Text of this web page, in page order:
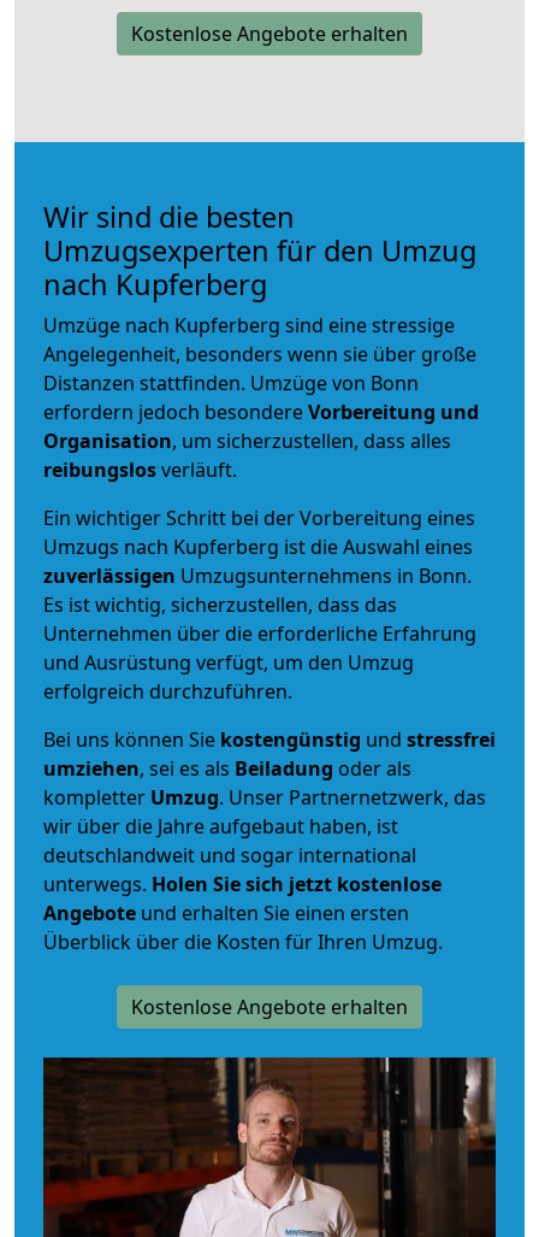
Kostenlose Angebote erhalten
Wir sind die besten
Umzugsexperten für den Umzug
nach Kupferberg
Umzüge nach Kupferberg sind eine stressige
Angelegenheit, besonders wenn sie über große
Distanzen stattfinden. Umzüge von Bonn
erfordern jedoch besondereVorbereitung und
Organisation, um sicherzustellen, dass alles
reibungslosverläuft.
Ein wichtiger Schritt bei der Vorbereitung eines
Umzugs nach Kupferberg ist die Auswahl eines
zuverlässigen Umzugsunternehmens in Bonn.
Es ist wichtig, sicherzustellen, dass das
Unternehmen über die erforderliche Erfahrung
und Ausrüstung verfügt, um den Umzug
erfolgreich durchzuführen.
Bei uns können Sie kostengünstig und stressfrei
umziehen, sei es als Beiladung oder als
kompletter Umzug. Unser Partnernetzwerk, das
wir über die Jahre aufgebaut haben, ist
deutschlandweit und sogar international
unterwegs. Holen Sie sich jetzt kostenlose
Angebote und erhalten Sie einen ersten
Überblick über die Kosten für Ihren Umzug.
Kostenlose Angebote erhalten